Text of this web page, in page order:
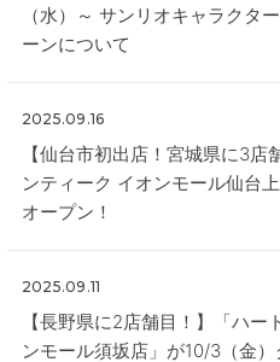
（水）～ サンリオキャラクタ
ーンについて
2025.09.16
【仙台市初出店！宮城県に3
ンティーク イオンモール仙台
オープン！
2025.09.11
【長野県に2店舗目！】「ハ
ンモール須坂店」が10/3（金）